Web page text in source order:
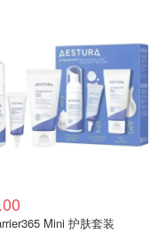
Mini 护肤套装